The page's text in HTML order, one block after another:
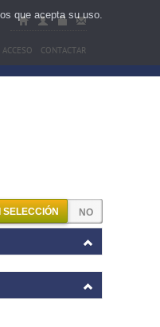
ACCESO CONTACTAR
SELECCIÓN
que acepta su uso.